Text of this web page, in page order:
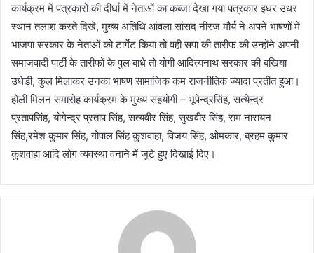
कार्यक्रम में पत्रकारों की दीर्घा में नेताओं का कब्जा देखा गया पत्रकार इधर उधर
स्थान तलाश करते दिखे, मुख्य अतिथि आंवला सांसद नीरज मौर्य ने अपने भाषणों में
भाजपा सरकार के नेताओं को टार्गेट किया तो वही सपा की तारीफ की उन्होंने अपनी
समाजवादी पार्टी के तारीफों के पुल बाधे तो योगी आदित्यनाथ सरकार की बखिया
उधेड़ी, कुल मिलाकर उनका भाषण सामाजिक कम राजनीतिक ज्यादा प्रतीत हुआ।
होली मिलन समारोह कार्यक्रम के मुख्य सहयोगी – भूपेन्द्रसिंह, सत्येन्द्र
प्रतापसिंह, योगेन्द्र प्रताप सिंह, सत्यवीर सिंह, सुखवीर सिंह, राम नारायन
सिंह,रमेश कुमार सिंह, गोपाल सिंह कुशवाहा, विजय सिंह, ओमकार, ब्रहम कुमार
कुशवाहा आदि लोग व्यवस्था वनाने में जुटे हुए दिखाई दिए।